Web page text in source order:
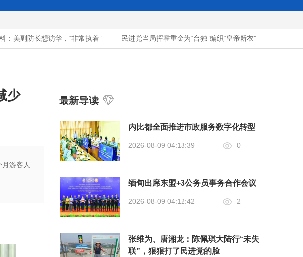
美副防长想访华，“非常执着” 民进党当局挥霍重金为“台独”编织“皇帝新衣”
少
游客人
最新导读
内比都全面推进市政服务数字化转型
2026-08-09 04:13:39 0
缅甸出席东盟+3公务员事务合作会议
2026-08-09 04:12:42 2
张维为、唐湘龙：陈佩琪大陆行“未失
联”，狠狠打了民进党的脸